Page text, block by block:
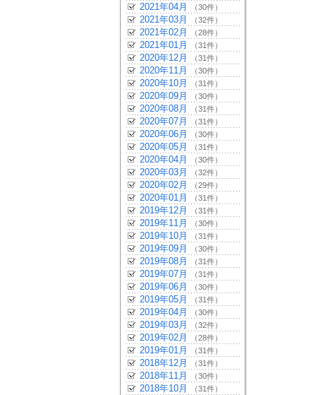
2021年04月 （30件）
2021年03月 （32件）
2021年02月 （28件）
2021年01月 （31件）
2020年12月 （31件）
2020年11月 （30件）
2020年10月 （31件）
2020年09月 （30件）
2020年08月 （31件）
2020年07月 （31件）
2020年06月 （30件）
2020年05月 （31件）
2020年04月 （30件）
2020年03月 （32件）
2020年02月 （29件）
2020年01月 （31件）
2019年12月 （31件）
2019年11月 （30件）
2019年10月 （31件）
2019年09月 （30件）
2019年08月 （31件）
2019年07月 （31件）
2019年06月 （30件）
2019年05月 （31件）
2019年04月 （30件）
2019年03月 （32件）
2019年02月 （28件）
2019年01月 （31件）
2018年12月 （31件）
2018年11月 （30件）
2018年10月 （31件）